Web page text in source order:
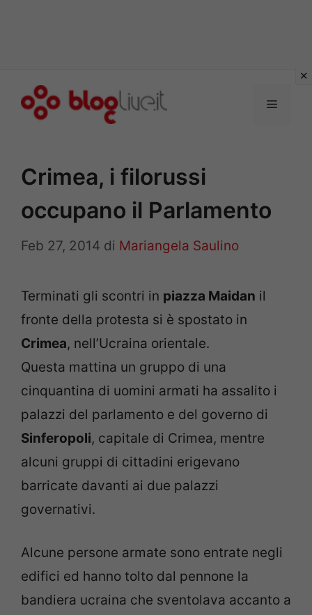
Menu
Crimea, i filorussi
occupano il Parlamento
Feb 27, 2014 di Mariangela Saulino
Terminati gli scontri in piazza Maidan il
fronte della protesta si è spostato in
Crimea, nell’Ucraina orientale.
Questa mattina un gruppo di una
cinquantina di uomini armati ha assalito i
palazzi del parlamento e del governo di
Sinferopoli, capitale di Crimea, mentre
alcuni gruppi di cittadini erigevano
barricate davanti ai due palazzi
governativi.
Alcune persone armate sono entrate negli
edifici ed hanno tolto dal pennone la
bandiera ucraina che sventolava accanto a